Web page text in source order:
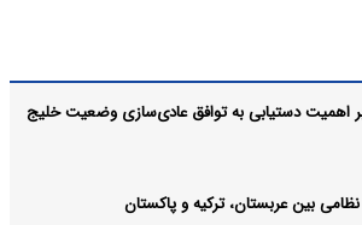
اهمیت دستیابی به توافق عادی‌سازی وضعیت خلیج‌
نظامی بین عربستان، ترکیه و پاکستان